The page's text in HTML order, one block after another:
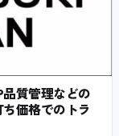
質管理などの
価格でのトラ